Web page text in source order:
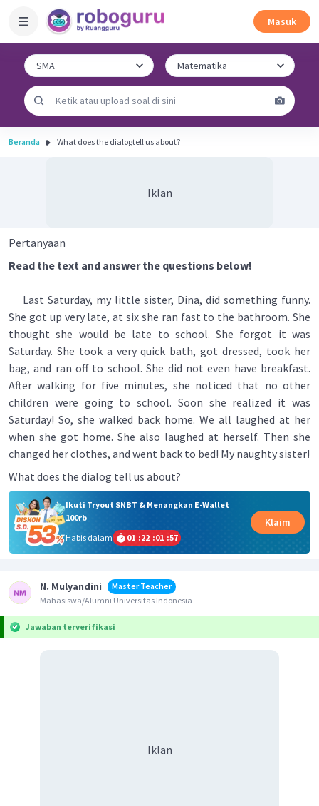
Masuk
Beranda What does the dialogtell us about?
Iklan
Pertanyaan
Read the text and answer the questions below!
Last Saturday, my little sister, Dina, did something funny.
She got up very late, at six she ran fast to the bathroom. She
thought she would be late to school. She forgot it was
Saturday. She took a very quick bath, got dressed, took her
bag, and ran off to school. She did not even have breakfast.
After walking for five minutes, she noticed that no other
children were going to school. Soon she realized it was
Saturday! So, she walked back home. We all laughed at her
when she got home. She also laughed at herself. Then she
changed her clothes, and went back to bed! My naughty sister!
What does the dialog tell us about?
Ikuti Tryout SNBT & Menangkan E-Wallet
100rb
Habis dalam
01 :22 :01 :57
Klaim
N. Mulyandini
Master Teacher
Mahasiswa/Alumni Universitas Indonesia
Jawaban terverifikasi
Iklan